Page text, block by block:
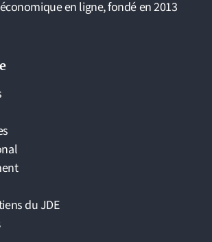
en ligne, fondé en 2013
du JDE